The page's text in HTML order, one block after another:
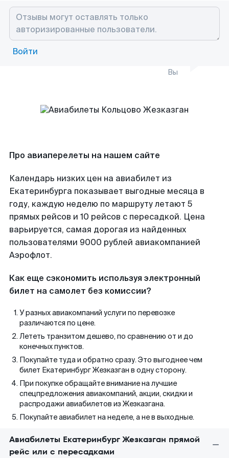
Войти
Вы
Про авиаперелеты на нашем сайте
Календарь низких цен на авиабилет из
Екатеринбурга показывает выгодные месяца в
году, каждую неделю по маршруту летают 5
прямых рейсов и 10 рейсов с пересадкой. Цена
варьируется, самая дорогая из найденных
пользователями 9000 рублей авиакомпанией
Аэрофлот.
Как еще сэкономить используя электронный
билет на самолет без комиссии?
У разных авиакомпаний услуги по перевозке
различаются по цене.
Лететь транзитом дешево, по сравнению от и до
конечных пунктов.
Покупайте туда и обратно сразу. Это выгоднее чем
билет Екатеринбург Жезказган в одну сторону.
При покупке обращайте внимание на лучшие
спецпредложения авиакомпаний, акции, скидки и
распродажи авиабилетов из Жезказгана.
Покупайте авиабилет на неделе, а не в выходные.
Авиабилеты Екатеринбург Жезказган прямой
рейс или с пересадками